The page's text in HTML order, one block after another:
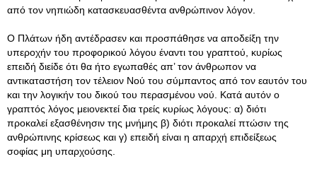
από τον νηπιώδη κατασκευασθέντα ανθρώπινον λόγον.
Ο Πλάτων ήδη αντέδρασεν και προσπάθησε να αποδείξη την
υπεροχήν του προφορικού λόγου έναντι του γραπτού, κυρίως
επειδή διείδε ότι θα ήτο εγωπαθές απ’ τον άνθρωπον να
αντικαταστήση τον τέλειον Νού του σύμπαντος από τον εαυτόν του
και την λογικήν του δικού του περασμένου νού. Κατά αυτόν ο
γραπτός λόγος μειονεκτεί δια τρείς κυρίως λόγους: α) διότι
προκαλεί εξασθένησιν της μνήμης β) διότι προκαλεί πτώσιν της
ανθρώπινης κρίσεως και γ) επειδή είναι η απαρχή επιδείξεως
σοφίας μη υπαρχούσης.